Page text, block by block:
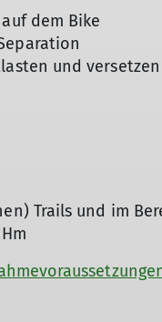
dem Bike
und versetzen
Trails und im